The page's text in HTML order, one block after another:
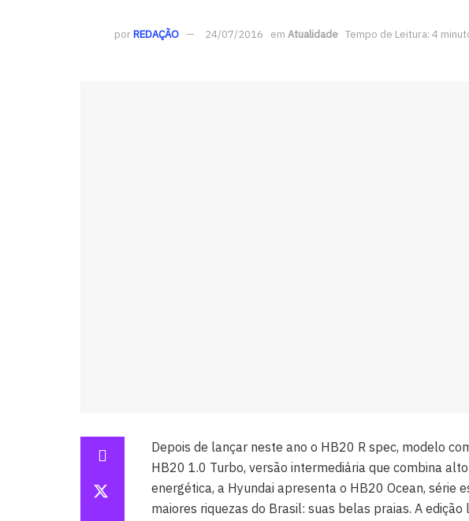
porREDAÇÃO 24/07/2016 em Atualidade Tempo de Leitura: 4
Depois de lançar neste ano o HB20 R spec, modelo
HB20 1.0 Turbo, versão intermediária que combina
energética, a Hyundai apresenta o HB20 Ocean, série
maiores riquezas do Brasil: suas belas praias. A